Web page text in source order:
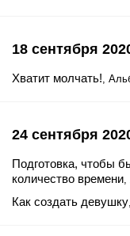
18 сентября
Хватит молчать!,
24 сентября
Подготовка, чтобы
количество времени,
Как создать девушку